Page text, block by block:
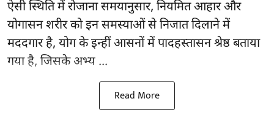
ऐसी स्थिति में रोजाना समयानुसार, नियमित आहार और
योगासनशरीर को इन समस्याओं से निजात दिलाने में
मददगार है, योग के इन्हीं आसनों में पादहस्तासन श्रेष्ठ बताया
गया है, जिसके अभ्य ...
Read More